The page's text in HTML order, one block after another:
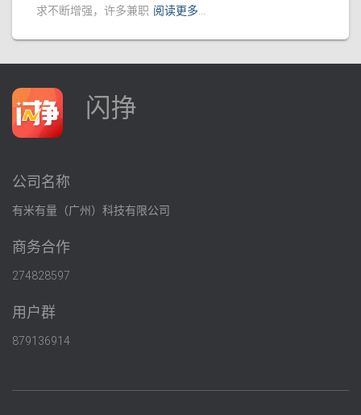
求不断增强，许多兼职 阅读更多…
闪挣
公司名称
有米有量（广州）科技有限公司
商务合作
274828597
用户群
879136914